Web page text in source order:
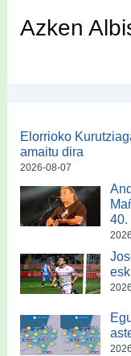
Azken
Elorrioko
amaitu dira
2026-08-07
40.